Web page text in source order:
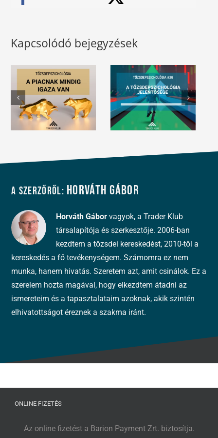
Kapcsolódó bejegyzések
A szerzőről: Horváth Gábor
Horváth Gábor vagyok, a Trader Klub
társalapítója és szerkesztője. 2006-ban
kezdtem a tőzsdei kereskedést, 2010-től a
kereskedés a fő tevékenységem. Számomra ez nem
munka, hanem hivatás. Szeretem azt, amit csinálok. Ez a
szerelem hozta magával, hogy elkezdtem átadni az
ismereteim és a tapasztalataim azoknak, akik szintén
elhivatottságot éreznek a szakma iránt.
ONLINE FIZETÉS
Az online fizetést a Barion Payment Zrt. biztosítja.